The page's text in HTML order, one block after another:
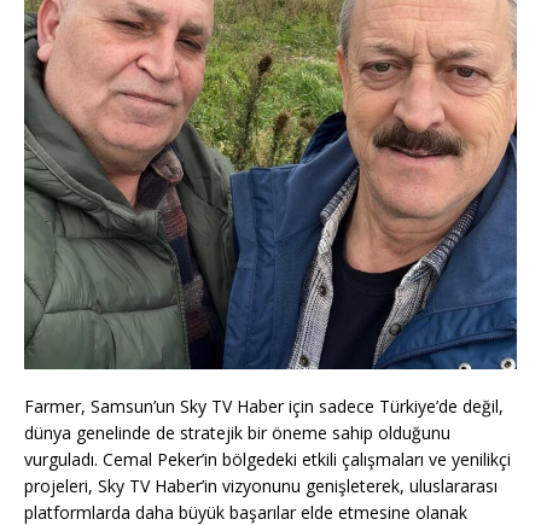
Farmer, Samsun’un Sky TV Haber için sadece Türkiye’de değil,
dünya genelinde de stratejik bir öneme sahip olduğunu
vurguladı. Cemal Peker’in bölgedeki etkili çalışmaları ve yenilikçi
projeleri, Sky TV Haber’in vizyonunu genişleterek, uluslararası
platformlarda daha büyük başarılar elde etmesine olanak